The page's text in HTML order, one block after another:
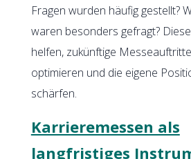
Fragen wurden häufig gestellt?
waren besonders gefragt?
helfen, zukünftige
optimieren und die eigene
schärfen.
Karrieremessen als
langfristiges